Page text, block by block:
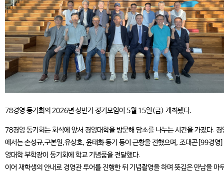
78경영 동기회의 2026년 상반기 정기모임이 5월 15일(금) 개최됐다.
78경영 동기회는 회식에 앞서 경영대학을 방문해 담소를 나누는 시간을 가졌다. 경
에서는 손성규,구본일,유상호, 윤태화 동기 등이 근황을 전했으며, 조대곤[99경영
영대학 부학장이 동기회에 학교 기념품을 전달했다.
이어 재학생의 안내로 경영관 투어를 진행한 뒤 기념촬영을 하며 뜻깊은 만남을 마